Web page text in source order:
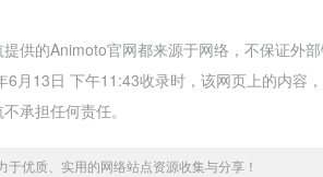
供的Animoto官网都来源于网络，不保证外
6月13日 下午11:43收录时，该网页上的内容
承担任何责任。
于优质、实用的网络站点资源收集与分享！